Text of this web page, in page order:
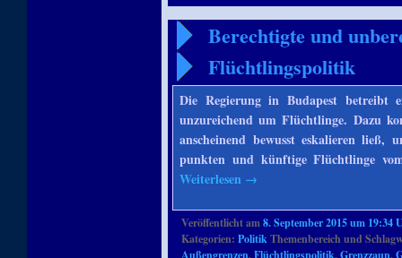
Berechtigte und
Flüchtlingspolitik
Die Regierung in Budapest betreibt
unzureichend um Flüchtlinge. Dazu
anscheinend bewusst eskalieren
punkten und künftige Flüchtlinge
Weiterlesen →
Veröffentlicht am8. September 2015 um 19:34
Kategorien:PolitikThemenbereich und
Außengrenzen,Flüchtlingspolitik,Grenzzaun,